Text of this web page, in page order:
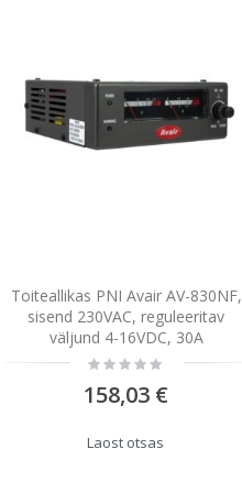
Toiteallikas PNI Avair AV-830NF,
sisend 230VAC, reguleeritav
väljund 4-16VDC, 30A
Rating:
0%
158,03 €
Laost otsas